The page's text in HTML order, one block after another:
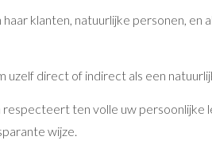
klanten, natuurlijke personen, en
direct of indirect als een
ten volle uw
wijze.